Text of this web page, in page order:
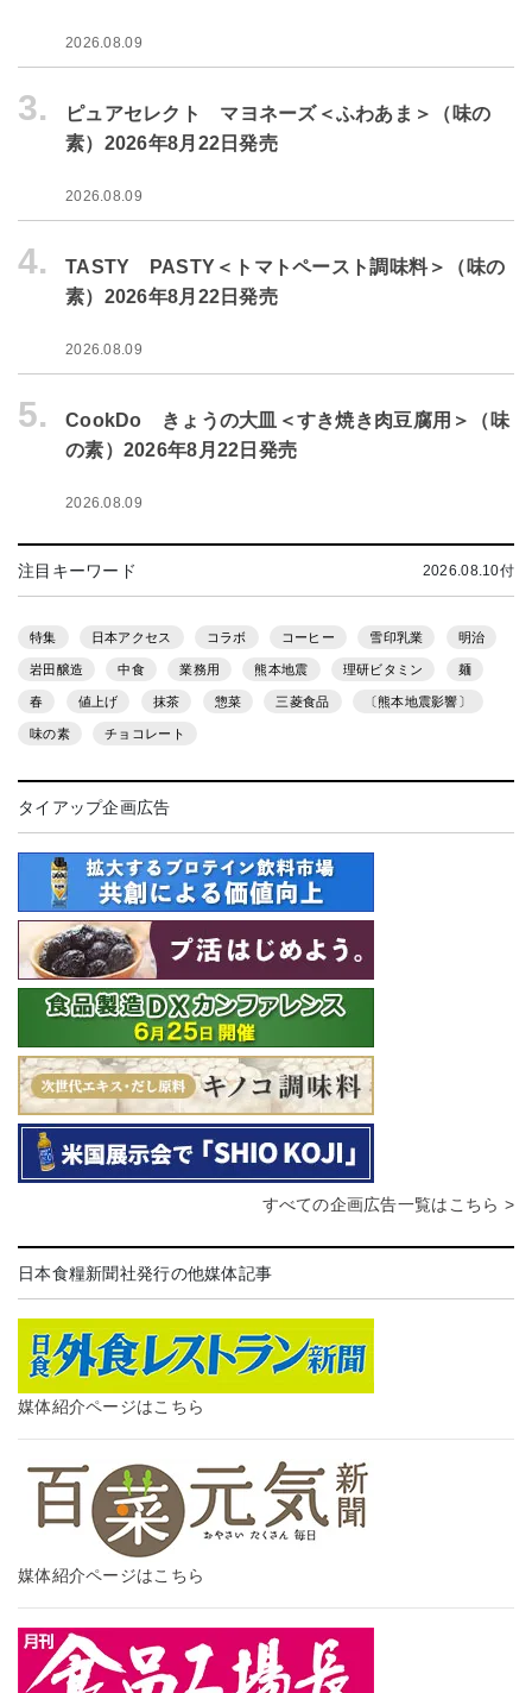
2026.08.09
3.
ピュアセレクト マヨネーズ＜ふわあま＞（味の
素）2026年8月22日発売
2026.08.09
4.
TASTY PASTY＜トマトペースト調味料＞（味の
素）2026年8月22日発売
2026.08.09
5.
CookDo きょうの大皿＜すき焼き肉豆腐用＞（味
の素）2026年8月22日発売
2026.08.09
注目キーワード 2026.08.10付
特集 日本アクセス コラボ コーヒー 雪印乳業 明治
岩田醸造 中食 業務用 熊本地震 理研ビタミン 麺
春 値上げ 抹茶 惣菜 三菱食品 〔熊本地震影響〕
味の素 チョコレート
タイアップ企画広告
すべての企画広告一覧はこちら >
日本食糧新聞社発行の他媒体記事
媒体紹介ページはこちら
媒体紹介ページはこちら